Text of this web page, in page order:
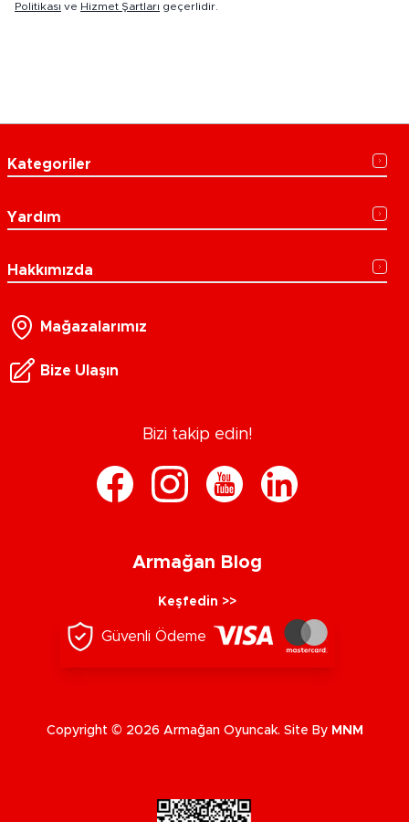
Politikası ve Hizmet Şartları geçerlidir.
Kategoriler
Yardım
Hakkımızda
Mağazalarımız
Bize Ulaşın
Bizi takip edin!
Armağan Blog
Keşfedin >>
Güvenli Ödeme
Copyright © 2026 Armağan Oyuncak. Site By MNM